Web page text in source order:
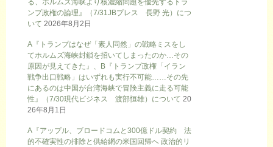
る、ホルムズ海峡より核濃縮問題を優先するトラ
ンプ政権の論理』（7/31JBプレス 長野 光）につ
いて 2026年8月2日
A『トランプはなぜ「素人同然」の戦略ミスをし
てホルムズ海峡封鎖を招いてしまったのか…その
原因が見えてきた』、B『トランプ政権「イラン
戦争出口戦略」はいずれも実行不可能……その先
にあるのは中国が台湾海峡で冒険主義に走る可能
性』（7/30現代ビジネス 渡部恒雄）について 20
26年8月1日
A『アップル、ブロードコムと300億ドル契約 法
的不確実性の排除と供給網の米国回帰へ 政治的リ